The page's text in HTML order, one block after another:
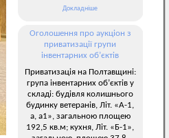
Докладніше
Оголошення про аукціон з
приватизації групи
інвентарних об’єктів
Приватизація на Полтавщині:
група інвентарних об’єктів у
складі: будівля колишнього
будинку ветеранів, Літ. «А-1,
а, а1», загальною площею
192,5 кв.м; кухня, Літ. «Б-1»,